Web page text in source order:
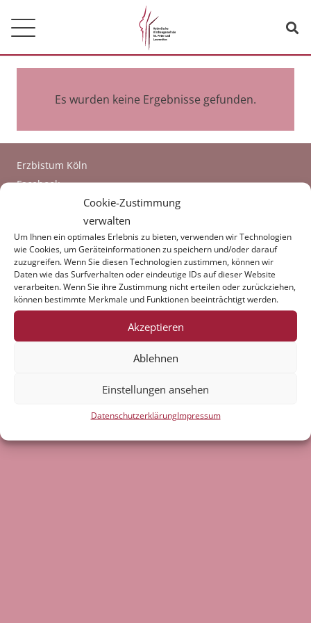
Cookie-Zustimmung
verwalten
Um Ihnen ein optimales Erlebnis zu bieten, verwenden wir Technologien
wie Cookies, um Geräteinformationen zu speichern und/oder darauf
zuzugreifen. Wenn Sie diesen Technologien zustimmen, können wir
Daten wie das Surfverhalten oder eindeutige IDs auf dieser Website
verarbeiten. Wenn Sie ihre Zustimmung nicht erteilen oder zurückziehen,
können bestimmte Merkmale und Funktionen beeinträchtigt werden.
Akzeptieren
Ablehnen
Einstellungen ansehen
DatenschutzerklärungImpressum
Es wurden keine Ergebnisse gefunden.
© Kath. Kirchengemeinde St. Peter und Laurentius
Münzenbergerplatz 8
45219 Essen-Kettwig
Telefon:02054/4418
pfarramt[at]st-peter-und-laurentius.de
Erzbistum Köln
Facebook